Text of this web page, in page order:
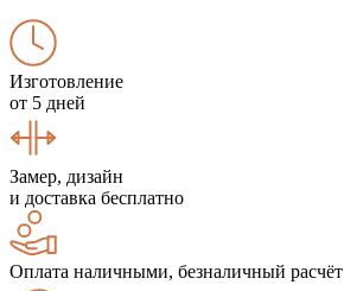
Изготовление
от 5 дней
Замер, дизайн
и доставка бесплатно
Оплата наличными, безналичный расчёт